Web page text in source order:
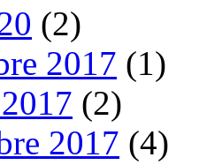
(2)
2017 (1)
(2)
2017 (4)